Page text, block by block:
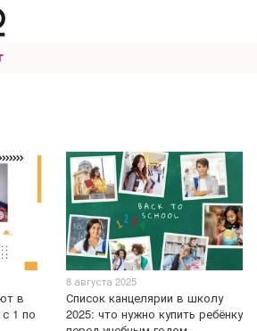
в
1 по
8 августа 2025
Список канцелярии в школу
2025: что нужно купить ребёнку